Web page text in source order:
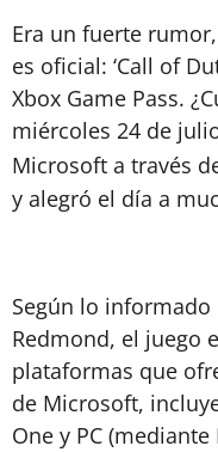
Era un fuerte
es oficial: ‘Call of
Xbox Game Pass.
miércoles 24 de
Microsoft a través
y alegró el día a
Según lo
Redmond, el juego
plataformas que
de Microsoft,
One y PC (mediante